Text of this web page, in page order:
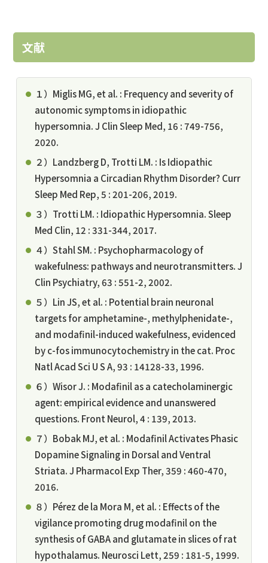
文献
１）Miglis MG, et al. : Frequency and severity of
autonomic symptoms in idiopathic
hypersomnia. J Clin Sleep Med, 16 : 749-756,
2020.
２）Landzberg D, Trotti LM. : Is Idiopathic
Hypersomnia a Circadian Rhythm Disorder? Curr
Sleep Med Rep, 5 : 201-206, 2019.
３）Trotti LM. : Idiopathic Hypersomnia. Sleep
Med Clin, 12 : 331-344, 2017.
４）Stahl SM. : Psychopharmacology of
wakefulness: pathways and neurotransmitters. J
Clin Psychiatry, 63 : 551-2, 2002.
５）Lin JS, et al. : Potential brain neuronal
targets for amphetamine-, methylphenidate-,
and modafinil-induced wakefulness, evidenced
by c-fos immunocytochemistry in the cat. Proc
Natl Acad Sci U S A, 93 : 14128-33, 1996.
６）Wisor J. : Modafinil as a catecholaminergic
agent: empirical evidence and unanswered
questions. Front Neurol, 4 : 139, 2013.
７）Bobak MJ, et al. : Modafinil Activates Phasic
Dopamine Signaling in Dorsal and Ventral
Striata. J Pharmacol Exp Ther, 359 : 460-470,
2016.
８）Pérez de la Mora M, et al. : Effects of the
vigilance promoting drug modafinil on the
synthesis of GABA and glutamate in slices of rat
hypothalamus. Neurosci Lett, 259 : 181-5, 1999.